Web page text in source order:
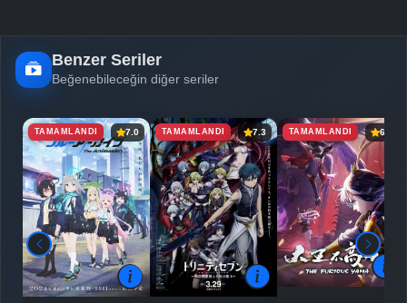
Benzer Seriler
Beğenebileceğin diğer seriler
TAMAMLANDI 7.0 TAMAMLANDI 7.3 TAMAMLANDI 6.7